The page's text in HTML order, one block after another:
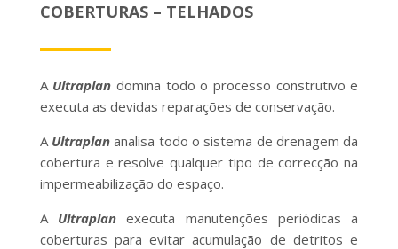
COBERTURAS – TELHADOS
A Ultraplan domina todo o processo construtivo e
executa as devidas reparações de conservação.
A Ultraplan analisa todo o sistema de drenagem da
cobertura e resolve qualquer tipo de correcção na
impermeabilização do espaço.
A Ultraplan executa manutenções periódicas a
coberturas para evitar acumulação de detritos e